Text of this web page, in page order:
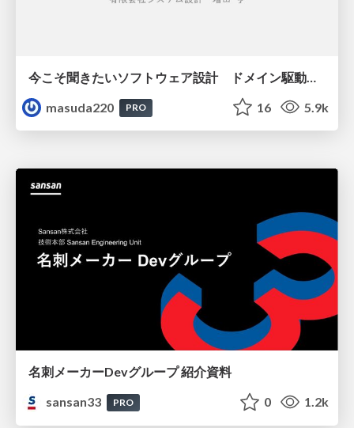
masuda220
PRO 16 5.9k
名刺メーカーDevグループ 紹介資料
sansan33
PRO 0 1.2k